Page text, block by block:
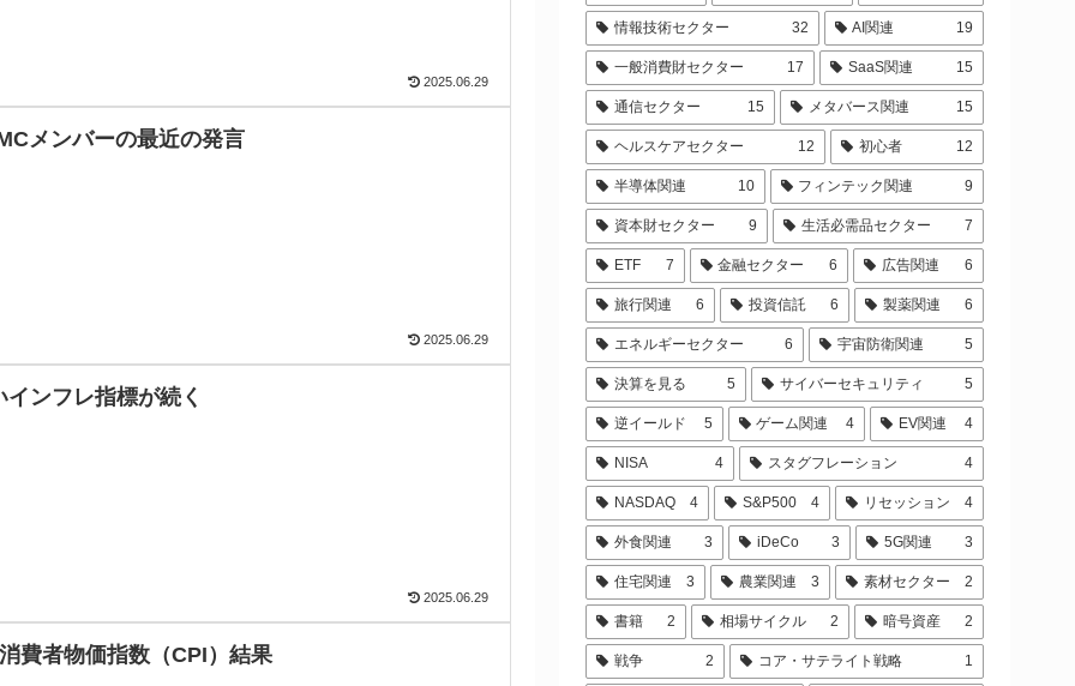
2025.06.29
メンバーの最近の発言
2025.06.29
インフレ指標が続く
2025.06.29
費者物価指数（CPI）結果
情報技術セクター 32 AI関連 19
一般消費財セクター 17 SaaS関連 15
通信セクター 15 メタバース関連 15
ヘルスケアセクター 12 初心者 12
半導体関連 10 フィンテック関連 9
資本財セクター 9 生活必需品セクター 7
ETF 7 金融セクター 6 広告関連 6
旅行関連 6 投資信託 6 製薬関連 6
エネルギーセクター 6 宇宙防衛関連 5
決算を見る 5 サイバーセキュリティ 5
逆イールド 5 ゲーム関連 4 EV関連 4
NISA 4 スタグフレーション 4
NASDAQ 4 S&P500 4 リセッション 4
外食関連 3 iDeCo 3 5G関連 3
住宅関連 3 農業関連 3 素材セクター 2
書籍 2 相場サイクル 2 暗号資産 2
戦争 2 コア・サテライト戦略 1